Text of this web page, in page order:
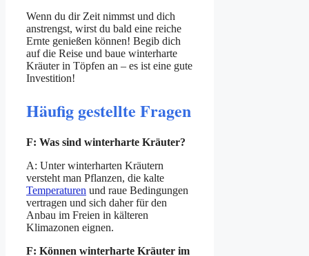
Wenn du dir Zeit nimmst und dich
anstrengst, wirst du bald eine reiche
Ernte genießen können! Begib dich
auf die Reise und baue winterharte
Kräuter in Töpfen an – es ist eine gute
Investition!
Häufig gestellte Fragen
F: Was sind winterharte Kräuter?
A: Unter winterharten Kräutern
versteht man Pflanzen, die kalte
Temperaturen und raue Bedingungen
vertragen und sich daher für den
Anbau im Freien in kälteren
Klimazonen eignen.
F: Können winterharte Kräuter im